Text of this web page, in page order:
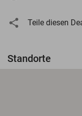
Teile diesen
Standorte